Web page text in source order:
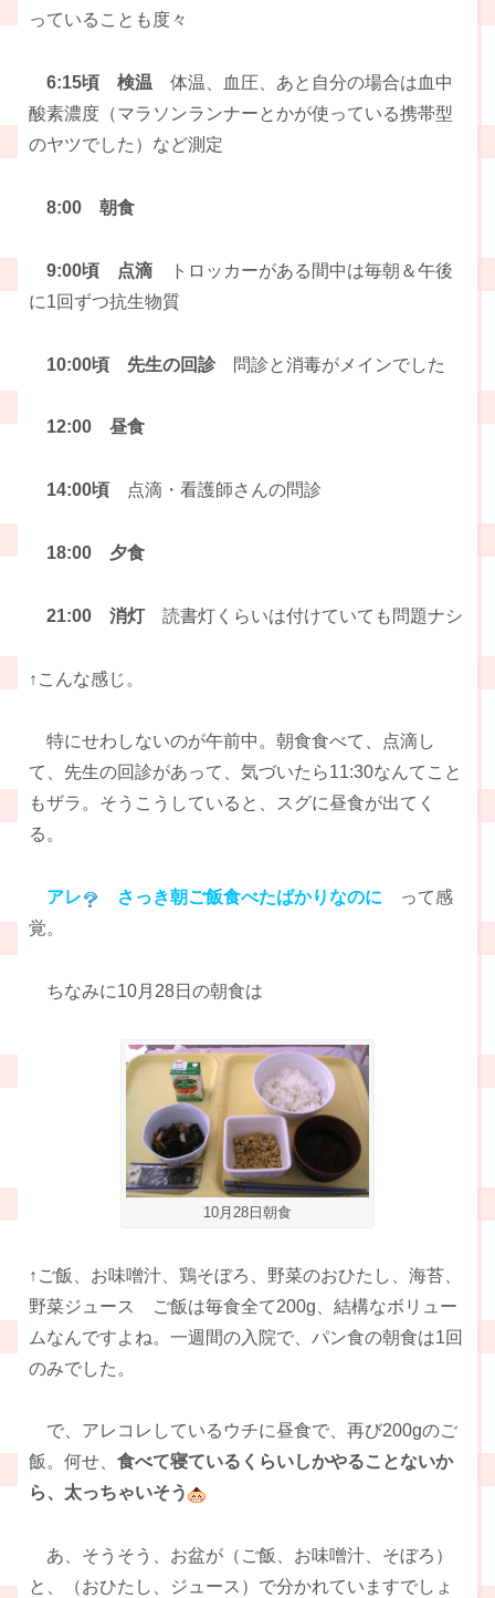
っていることも度々
6:15頃 検温 体温、血圧、あと自分の場合は血中
酸素濃度（マラソンランナーとかが使っている携帯型
のヤツでした）など測定
8:00 朝食
9:00頃 点滴 トロッカーがある間中は毎朝＆午後
に1回ずつ抗生物質
10:00頃 先生の回診問診と消毒がメインでした
12:00 昼食
14:00頃 点滴・看護師さんの問診
18:00 夕食
21:00 消灯読書灯くらいは付けていても問題ナシ
↑こんな感じ。
特にせわしないのが午前中。朝食食べて、点滴し
て、先生の回診があって、気づいたら11:30なんてこと
もザラ。そうこうしていると、スグに昼食が出てく
る。
アレ さっき朝ご飯食べたばかりなのに
って感
覚。
ちなみに10月28日の朝食は
10月28日朝食
↑ご飯、お味噌汁、鶏そぼろ、野菜のおひたし、海苔、
野菜ジュース ご飯は毎食全て200g、結構なボリュー
ムなんですよね。一週間の入院で、パン食の朝食は1回
のみでした。
で、アレコレしているウチに昼食で、再び200gのご
飯。何せ、 食べて寝ているくらいしかやることないか
ら、太っちゃいそう
あ、そうそう、お盆が（ご飯、お味噌汁、そぼろ）
と、（おひたし、ジュース）で分かれていますでしょ